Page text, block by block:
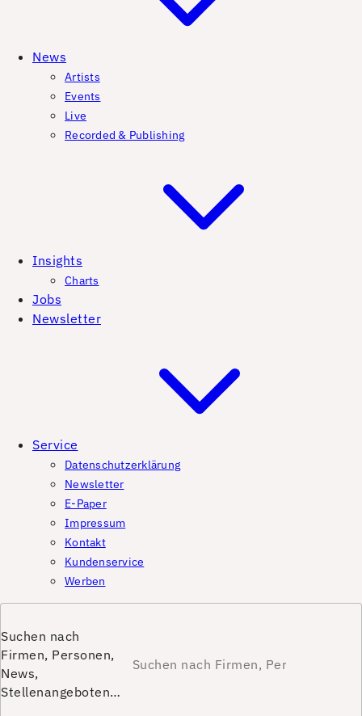
News
Artists
Events
Live
Recorded & Publishing
Insights
Charts
Jobs
Newsletter
Service
Datenschutzerklärung
Newsletter
E-Paper
Impressum
Kontakt
Kundenservice
Werben
Suchen nach
Firmen, Personen,
News,
Stellenangeboten…